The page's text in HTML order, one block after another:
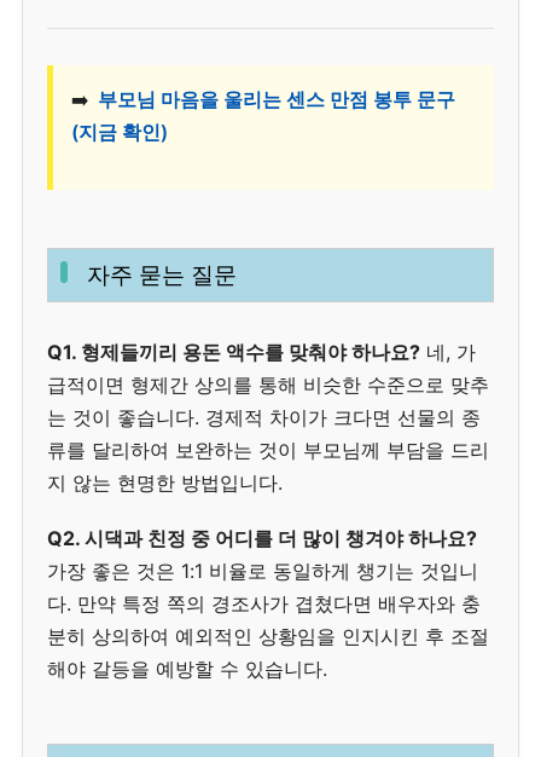
➡️ 부모님 마음을 울리는 센스 만점 봉투 문구
(지금 확인)
자주 묻는 질문
Q1. 형제들끼리 용돈 액수를 맞춰야 하나요? 네, 가
급적이면 형제간 상의를 통해 비슷한 수준으로 맞추
는 것이 좋습니다. 경제적 차이가 크다면 선물의 종
류를 달리하여 보완하는 것이 부모님께 부담을 드리
지 않는 현명한 방법입니다.
Q2. 시댁과 친정 중 어디를 더 많이 챙겨야 하나요?
가장 좋은 것은 1:1 비율로 동일하게 챙기는 것입니
다. 만약 특정 쪽의 경조사가 겹쳤다면 배우자와 충
분히 상의하여 예외적인 상황임을 인지시킨 후 조절
해야 갈등을 예방할 수 있습니다.